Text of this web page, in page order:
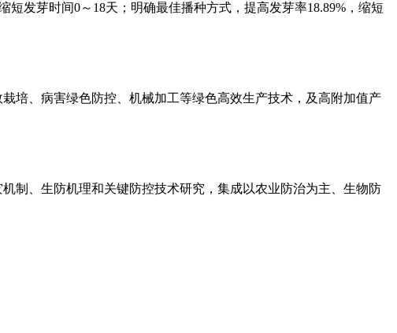
发芽时间0～18天；明确最佳播种方式，提高发芽率18.89%，缩短
、病害绿色防控、机械加工等绿色高效生产技术，及高附加值产
、生防机理和关键防控技术研究，集成以农业防治为主、生物防